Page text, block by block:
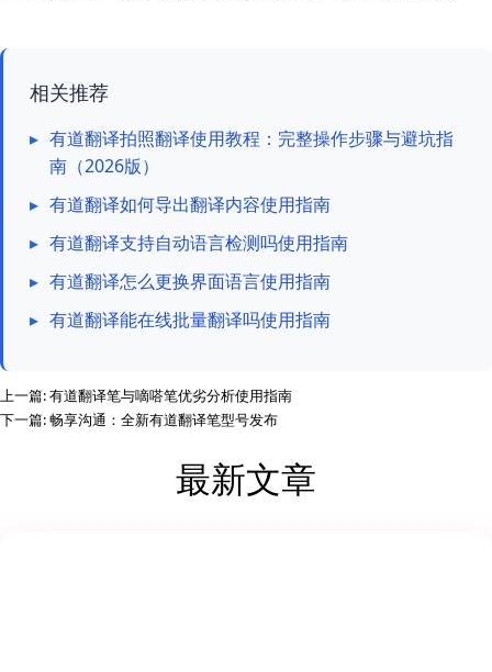
相关推荐
▸ 有道翻译拍照翻译使用教程：完整操作步骤与避坑指
南（2026版）
▸ 有道翻译如何导出翻译内容使用指南
▸ 有道翻译支持自动语言检测吗使用指南
▸ 有道翻译怎么更换界面语言使用指南
▸ 有道翻译能在线批量翻译吗使用指南
上一篇:有道翻译笔与嘀嗒笔优劣分析使用指南
下一篇:畅享沟通：全新有道翻译笔型号发布
最新文章